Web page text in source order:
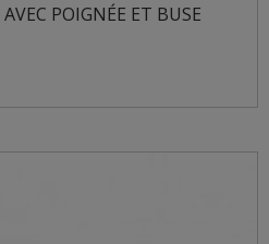
POIGNÉE ET BUSE